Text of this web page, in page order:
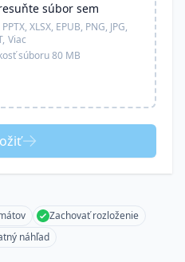
súbor sem
XLSX, EPUB, PNG, JPG,
Viac
súboru 80 MB
Zachovať rozloženie
náhľad